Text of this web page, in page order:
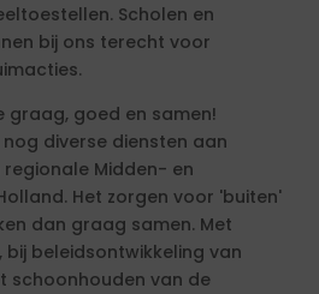
Scholen en
bij ons terecht voor
graag, goed en samen!
diverse diensten aan
Midden- en
Het zorgen voor 'buiten'
dan graag samen. Met
beleidsontwikkeling van
schoonhouden van de